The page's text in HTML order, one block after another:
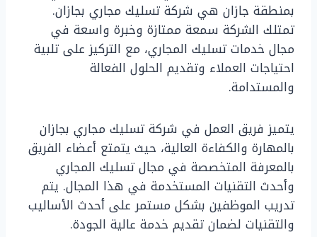
بمنطقة جازان هي شركة تسليك مجاري بجازان.
تمتلك الشركة سمعة ممتازة وخبرة واسعة في
مجال خدمات تسليك المجاري، مع التركيز على تلبية
احتياجات العملاء وتقديم الحلول الفعالة
والمستدامة.
يتميز فريق العمل في شركة تسليك مجاري بجازان
بالمهارة والكفاءة العالية، حيث يتمتع أعضاء الفريق
بالمعرفة المتخصصة في مجال تسليك المجاري
وأحدث التقنيات المستخدمة في هذا المجال. يتم
تدريب الموظفين بشكل مستمر على أحدث الأساليب
والتقنيات لضمان تقديم خدمة عالية الجودة.